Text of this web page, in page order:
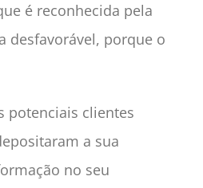
é reconhecida pela
desfavorável, porque o
potenciais clientes
a sua
no seu